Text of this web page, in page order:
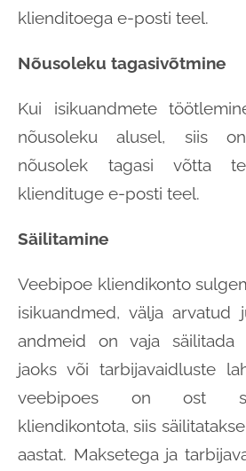
klienditoega e-posti teel.
Nõusoleku tagasivõtmine
Kui isikuandmete
nõusoleku alusel, siis
nõusolek tagasi võtta
kliendituge e-posti teel.
Säilitamine
Veebipoe kliendikonto
isikuandmed, välja arvatud
andmeid on vaja säilitada
jaoks või tarbijavaidluste
veebipoes on ost
kliendikontota, siis
aastat. Maksetega ja